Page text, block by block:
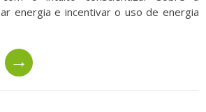
energia e incentivar o uso de energia
→